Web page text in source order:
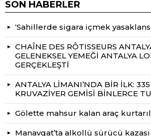
SON HABERLER
‘Sahillerde sigara içmek
CHAÎNE DES RÔTISSEURS
GELENEKSEL YEMEĞİ ANTALYA
GERÇEKLEŞTİ
ANTALYA LİMANI’NDA BİR İLK:
KRUVAZİYER GEMİSİ BİNLERCE
Gölette mahsur kalan araç
Manavgat’ta alkollü sürücü kazası